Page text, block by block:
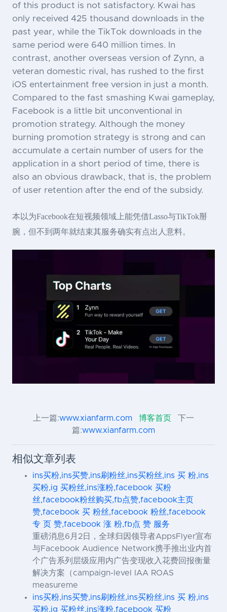
of this product is not satisfactory. Kwai has
only received 425 thousand downloads in the
past year, while the TikTok downloads in the
same period were 640 million times. In
contrast, another overseas version of Zynn, a
veteran domestic rival, has rushed to the first
iOS entertainment free version in just a month.
Compared to the fast smashing Kwai gameplay,
Facebook is a little bit unconventional in
promotion strategy. Although the money
burning promotion strategy is strong and can
accumulate a certain number of users for the
application in a short period of time, there is
also an obvious drawback, that is, the problem
of user retention after the end of the subsidy.
本以为Facebook在短视频领域上能凭借Lasso与TikTok掰
腕，但不到两年就结束其服务确实有点出人意料。
上一篇:www.xianfarm.com 博客首页
下一
篇:www.xianfarm.com
相似文章列表
ins买粉,ins买赞,ins刷粉丝,ins买粉丝,ins 买 粉,ins
买粉,ig 买粉丝,ins涨粉,facebook 买粉
丝,facebook粉丝购买,fb点赞,facebook主页
赞,facebook 买 粉丝,facebook 粉丝,facebook
专 页 赞,facebook 涨 粉,fb点 赞 服务
重磅消息6月2日，全球归因领导者AppsFlyer宣布
与Facebook Audience Network携手推出业内首
个广告系列层级应用内广告变现收入花费回报衡量
解决方案（campaign-level IAA ROAS
measureme
ins买粉,ins买赞,ins刷粉丝,ins买粉丝,ins 买 粉,ins
买粉,ig 买粉丝,ins涨粉,facebook 买粉